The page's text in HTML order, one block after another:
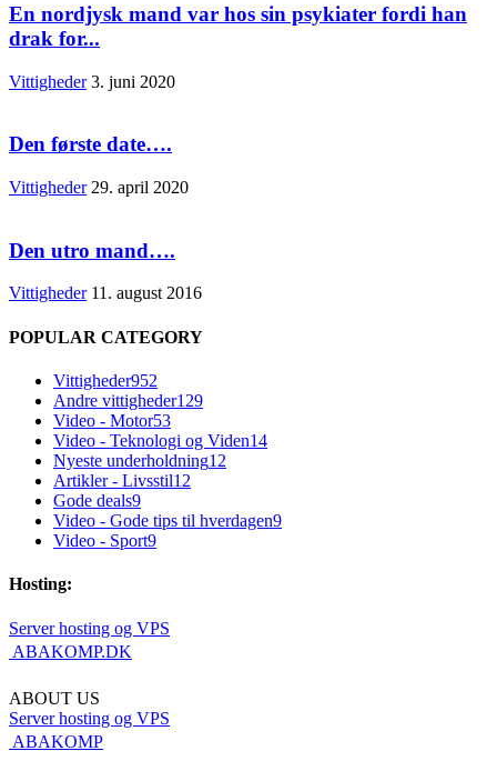
En nordjysk mand var hos sin psykiater fordi han
drak for...
Vittigheder 3. juni 2020
Den første date….
Vittigheder 29. april 2020
Den utro mand….
Vittigheder 11. august 2016
POPULAR CATEGORY
Vittigheder952
Andre vittigheder129
Video - Motor53
Video - Teknologi og Viden14
Nyeste underholdning12
Artikler - Livsstil12
Gode deals9
Video - Gode tips til hverdagen9
Video - Sport9
Hosting:
Server hosting og VPS
 ABAKOMP.DK
ABOUT US
Server hosting og VPS
 ABAKOMP